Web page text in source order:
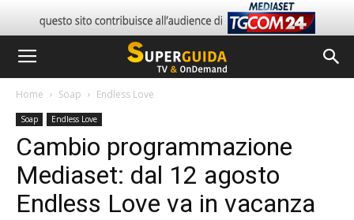
Home Soap Endless Love
Soap Endless Love
Cambio programmazione
Mediaset: dal 12 agosto
Endless Love va in vacanza